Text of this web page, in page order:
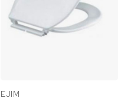
EJIM